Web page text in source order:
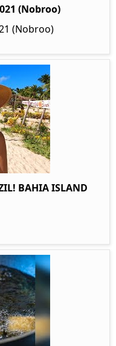
(Nobroo)
(Nobroo)
BAHIA ISLAND